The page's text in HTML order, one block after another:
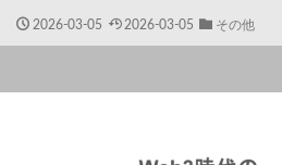
2026-03-05 2026-03-05 その他